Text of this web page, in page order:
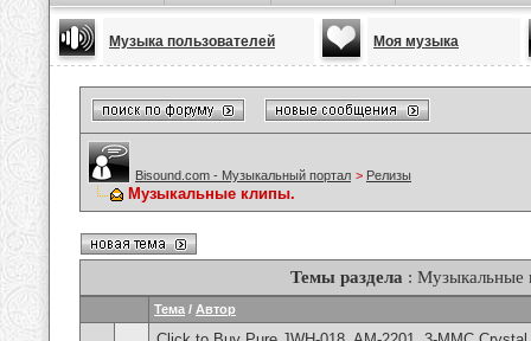
Музыка пользователей Моя музыка
Bisound.com - Музыкальный портал > Релизы
Музыкальные клипы.
Темы раздела : Музыкальные
Тема / Автор